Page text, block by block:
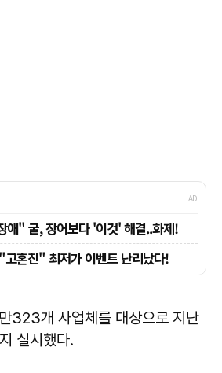
323개 사업체를 대상으로 지난
실시했다.